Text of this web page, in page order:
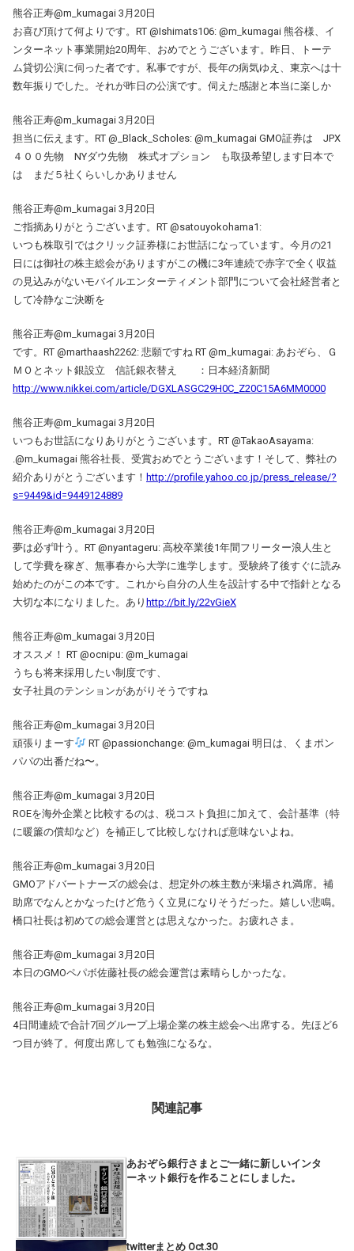
熊谷正寿@m_kumagai 3月20日
お喜び頂けて何よりです。RT @Ishimats106: @m_kumagai 熊谷様、イ
ンターネット事業開始20周年、おめでとうございます。昨日、トーテ
ム貸切公演に伺った者です。私事ですが、長年の病気ゆえ、東京へは十
数年振りでした。それが昨日の公演です。伺えた感謝と本当に楽しか
熊谷正寿@m_kumagai 3月20日
担当に伝えます。RT @_Black_Scholes: @m_kumagai GMO証券は JPX
４００先物 NYダウ先物 株式オプション も取扱希望します日本で
は まだ５社くらいしかありません
熊谷正寿@m_kumagai 3月20日
ご指摘ありがとうございます。RT @satouyokohama1:
いつも株取引ではクリック証券様にお世話になっています。今月の21
日には御社の株主総会がありますがこの機に3年連続で赤字で全く収益
の見込みがないモバイルエンターティメント部門について会社経営者と
して冷静なご決断を
熊谷正寿@m_kumagai 3月20日
です。RT @marthaash2262: 悲願ですね RT @m_kumagai: あおぞら、Ｇ
ＭＯとネット銀設立 信託銀衣替え ：日本経済新聞
http://www.nikkei.com/article/DGXLASGC29H0C_Z20C15A6MM0000
熊谷正寿@m_kumagai 3月20日
いつもお世話になりありがとうございます。RT @TakaoAsayama:
.@m_kumagai 熊谷社長、受賞おめでとうございます！そして、弊社の
紹介ありがとうございます！ http://profile.yahoo.co.jp/press_release/?
s=9449&id=9449124889
熊谷正寿@m_kumagai 3月20日
夢は必ず叶う。RT @nyantageru: 高校卒業後1年間フリーター浪人生と
して学費を稼ぎ、無事春から大学に進学します。受験終了後すぐに読み
始めたのがこの本です。これから自分の人生を設計する中で指針となる
大切な本になりました。あり http://bit.ly/22vGieX
熊谷正寿@m_kumagai 3月20日
オススメ！ RT @ocnipu: @m_kumagai
うちも将来採用したい制度です、
女子社員のテンションがあがりそうですね
熊谷正寿@m_kumagai 3月20日
頑張りまーす
RT @passionchange: @m_kumagai 明日は、くまポン
パパの出番だね〜。
熊谷正寿@m_kumagai 3月20日
ROEを海外企業と比較するのは、税コスト負担に加えて、会計基準（特
に暖簾の償却など）を補正して比較しなければ意味ないよね。
熊谷正寿@m_kumagai 3月20日
GMOアドバートナーズの総会は、想定外の株主数が来場され満席。補
助席でなんとかなったけど危うく立見になりそうだった。嬉しい悲鳴。
橋口社長は初めての総会運営とは思えなかった。お疲れさま。
熊谷正寿@m_kumagai 3月20日
本日のGMOペパボ佐藤社長の総会運営は素晴らしかったな。
熊谷正寿@m_kumagai 3月20日
4日間連続で合計7回グループ上場企業の株主総会へ出席する。先ほど6
つ目が終了。何度出席しても勉強になるな。
関連記事
あおぞら銀行さまとご一緒に新しいインタ
ーネット銀行を作ることにしました。
twitterまとめ Oct.30